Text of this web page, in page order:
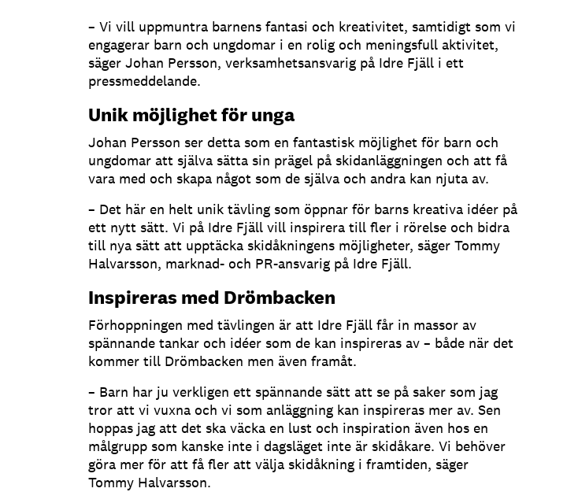
– Vi vill uppmuntra barnens fantasi och kreativitet, samtidigt som vi
engagerar barn och ungdomar i en rolig och meningsfull aktivitet,
säger Johan Persson, verksamhetsansvarig på Idre Fjäll i ett
pressmeddelande.
Unik möjlighet för unga
Johan Persson ser detta som en fantastisk möjlighet för barn och
ungdomar att själva sätta sin prägel på skidanläggningen och att få
vara med och skapa något som de själva och andra kan njuta av.
– Det här en helt unik tävling som öppnar för barns kreativa idéer på
ett nytt sätt. Vi på Idre Fjäll vill inspirera till fler i rörelse och bidra
till nya sätt att upptäcka skidåkningens möjligheter, säger Tommy
Halvarsson, marknad- och PR-ansvarig på Idre Fjäll.
Inspireras med Drömbacken
Förhoppningen med tävlingen är att Idre Fjäll får in massor av
spännande tankar och idéer som de kan inspireras av – både när det
kommer till Drömbacken men även framåt.
– Barn har ju verkligen ett spännande sätt att se på saker som jag
tror att vi vuxna och vi som anläggning kan inspireras mer av. Sen
hoppas jag att det ska väcka en lust och inspiration även hos en
målgrupp som kanske inte i dagsläget inte är skidåkare. Vi behöver
göra mer för att få fler att välja skidåkning i framtiden, säger
Tommy Halvarsson.